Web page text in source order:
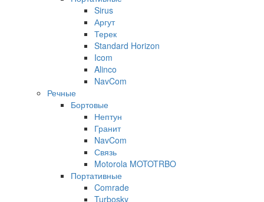
Sirus
Аргут
Терек
Standard Horizon
Icom
Alinco
NavCom
Речные
Бортовые
Нептун
Гранит
NavCom
Связь
Motorola MOTOTRBO
Портативные
Comrade
Turbosky